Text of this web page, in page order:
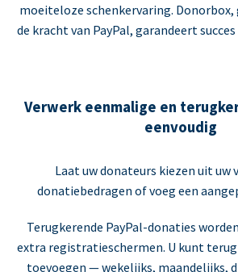
moeiteloze schenkervaring.
de kracht van PayPal, garandeert
Verwerk eenmalige en
eenvoudig
Laat uw donateurs kiezen uit uw
donatiebedragen of voeg een
Terugkerende PayPal-donaties
extra registratieschermen. U kunt
toevoegen — wekelijks, maandelijks,